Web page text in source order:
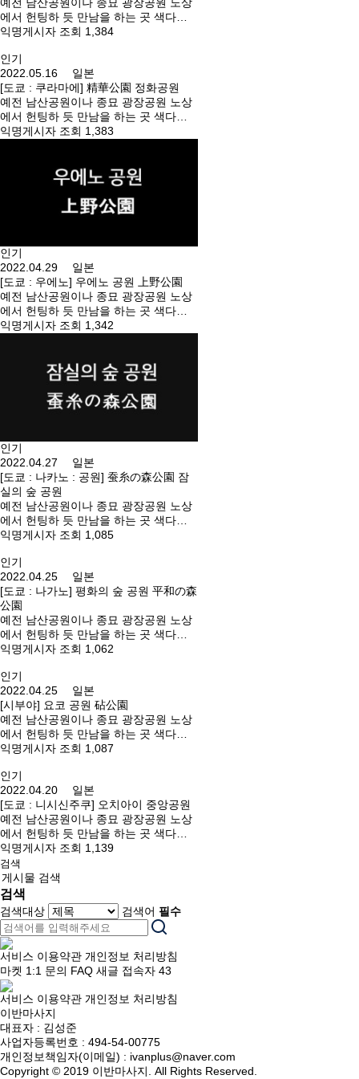
에서 헌팅하 듯 만남을 하는 곳 색다른
경험을 해보고 싶으시다면 방문해 보세
에서 도보 10분 주소 : 도쿄도 스미다구
무코지마 1-33 주소 : 東京都墨田区向島
１丁目
익명게시자 조회 1,384
인기
2022.05.16 일본
[도쿄 : 쿠라마에] 精華公園 정화공원
예전 남산공원이나 종묘 광장공원 노상
에서 헌팅하 듯 만남을 하는 곳 색다른
경험을 해보고 싶으시다면 방문해 보세
소 : 도쿄도 다이토구 쿠라마에 4-15-9
주소 : 東京都台東区蔵前４丁目１５−１
익명게시자 조회 1,383
인기
2022.04.29 일본
[도쿄 : 우에노] 우에노 공원 上野公園
예전 남산공원이나 종묘 광장공원 노상
에서 헌팅하 듯 만남을 하는 곳 색다른
경험을 해보고 싶으시다면 방문해 보세
에서 바로. 주소 : 도쿄도 다이토구 우에
노 공원 주소 : 東京都台東区上野公園
익명게시자 조회 1,342
인기
2022.04.27 일본
[도쿄 : 나카노 : 공원] 蚕糸の森公園 잠
실의 숲 공원
예전 남산공원이나 종묘 광장공원 노상
에서 헌팅하 듯 만남을 하는 곳 색다른
경험을 해보고 싶으시다면 방문해 보세
우치선) 1번 출구를 나오자마자. 주소 :
도쿄도 스기나미구 와다 3-55-30 주소 :
東京都杉並区和田3-55-30
익명게시자 조회 1,085
인기
2022.04.25 일본
[도쿄 : 나가노] 평화의 숲 공원 平和の森
公園
예전 남산공원이나 종묘 광장공원 노상
에서 헌팅하 듯 만남을 하는 곳 색다른
경험을 해보고 싶으시다면 방문해 보세
장 와키노 화장실 등. 오시는 길 : 누마부
쿠로역(세이부 신주쿠선)에서 도보 3분.
주소 : 도쿄도 나카노구 아라이 3-37-6
주소 : 東京都中野区新井3-37-6
익명게시자 조회 1,062
인기
2022.04.25 일본
[시부야] 요코 공원 砧公園
예전 남산공원이나 종묘 광장공원 노상
에서 헌팅하 듯 만남을 하는 곳 색다른
경험을 해보고 싶으시다면 방문해 보세
의 각 화장실이나 다리 근처 등. 오시는
길 : 덴엔토시선・요가역에서 도보 10분
주소 : 日本、〒157-0075 東京都世田谷
区砧公園１
익명게시자 조회 1,087
인기
2022.04.20 일본
[도쿄 : 니시신주쿠] 오치아이 중앙공원
예전 남산공원이나 종묘 광장공원 노상
에서 헌팅하 듯 만남을 하는 곳 색다른
경험을 해보고 싶으시다면 방문해 보세
요. 위치 : 落合中央公園 : 오치아이에 있
는 공원. 화장실이나 테니스 코트 근처
등. 오시는 길 : 시모오치아이역(세이부
신주쿠선)에서 바로 / 다카다노바바역에
서 도보 14분 주소 : 東京都新宿区上落
合1-2
익명게시자 조회 1,139
검색
검색
게시물 검색
검색대상 검색어 필수
서비스 이용약관 개인정보 처리방침
마켓 1:1 문의 FAQ 새글 접속자 43
서비스 이용약관 개인정보 처리방침
이반마사지
대표자 : 김성준
사업자등록번호 : 494-54-00775
개인정보책임자(이메일) : ivanplus@naver.com
Copyright © 2019 이반마사지. All Rights Reserved.